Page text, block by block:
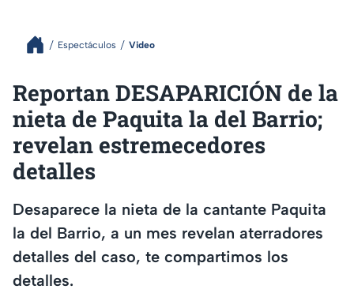
Espectáculos Video
Reportan DESAPARICIÓN de la
nieta de Paquita la del Barrio;
revelan estremecedores
detalles
Desaparece la nieta de la cantante Paquita
la del Barrio, a un mes revelan aterradores
detalles del caso, te compartimos los
detalles.